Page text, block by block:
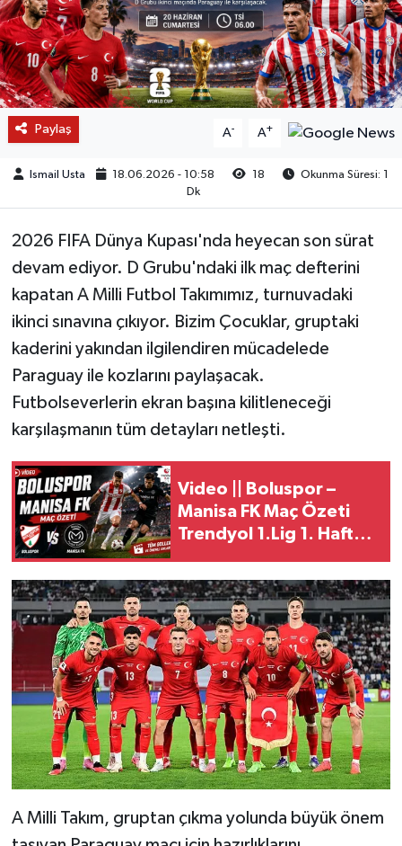
Paylaş A- A+
Ismail Usta 18.06.2026 - 10:58 18
Okunma Süresi: 1
Dk
2026 FIFA Dünya Kupası'nda heyecan son sürat
devam ediyor. D Grubu'ndaki ilk maç defterini
kapatan A Milli Futbol Takımımız, turnuvadaki
ikinci sınavına çıkıyor. Bizim Çocuklar, gruptaki
kaderini yakından ilgilendiren mücadelede
Paraguay ile kozlarını paylaşacak.
Futbolseverlerin ekran başına kilitleneceği
karşılaşmanın tüm detayları netleşti.
Video || Boluspor –
Manisa FK Maç Özeti
Trendyol 1.Lig 1. Hafta
A Milli Takım, gruptan çıkma yolunda büyük önem